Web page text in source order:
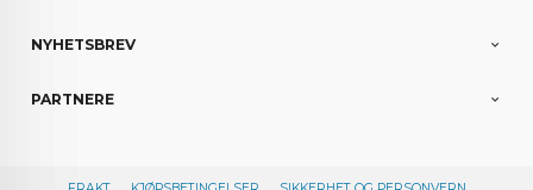
NYHETSBREV
PARTNERE